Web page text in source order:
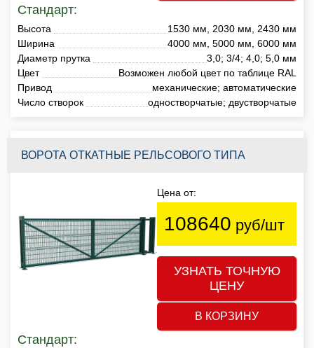
Стандарт:
Высота
1530 мм, 2030 мм, 2430 мм
Ширина
4000 мм, 5000 мм, 6000 мм
Диаметр прутка
3,0; 3/4; 4,0; 5,0 мм
Цвет
Возможен любой цвет по таблице RAL
Привод
механические; автоматические
Число створок
одностворчатые; двустворчатые
ВОРОТА ОТКАТНЫЕ РЕЛЬСОВОГО ТИПА
Цена от:
108640 руб/шт
УЗНАТЬ ТОЧНУЮ
ЦЕНУ
В КОРЗИНУ
Стандарт: